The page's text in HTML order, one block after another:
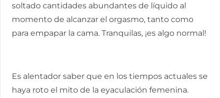
soltado cantidades abundantes de líquido al
momento de alcanzar el orgasmo, tanto como
para empapar la cama. Tranquilas, ¡es algo normal!
Es alentador saber que en los tiempos actuales se
haya roto el mito de la eyaculación femenina.